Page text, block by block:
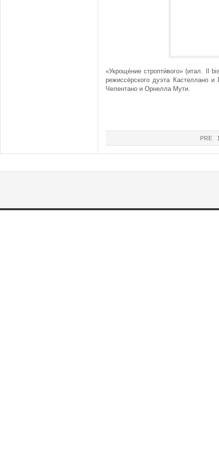
«Укрощéние стропти́вого» (итал. Il
режиссёрского дуэта Кастеллано
Челентано и Орнелла Мути.
PRE